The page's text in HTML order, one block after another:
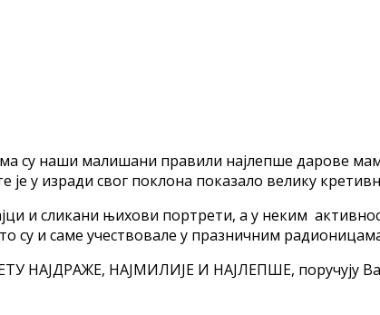
су наши малишани правили најлепше дарове
у изради свог поклона показало велику
и сликани њихови портрети, а у неким
су и саме учествовале у празничним
НАЈМИЛИЈЕ И НАЈЛЕПШЕ, поручују